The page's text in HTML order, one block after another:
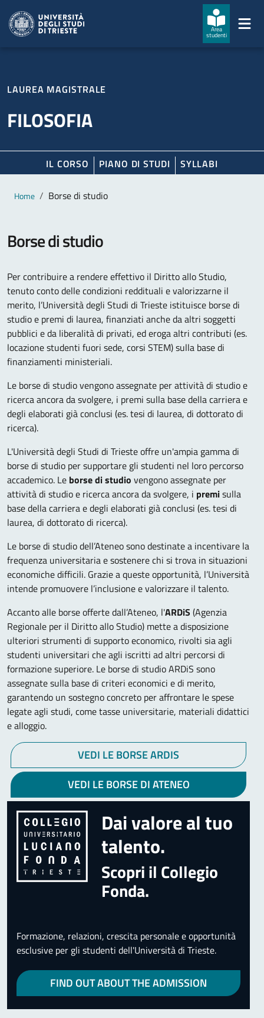
Area
studenti
LAUREA MAGISTRALE
FILOSOFIA
IL CORSO PIANO DI STUDI SYLLABI
Contenuto principale
Breadcrumb
Home Borse di studio
Borse di studio
Per contribuire a rendere effettivo il Diritto allo Studio,
tenuto conto delle condizioni reddituali e valorizzarne il
merito, l’Università degli Studi di Trieste istituisce borse di
studio e premi di laurea, finanziati anche da altri soggetti
pubblici e da liberalità di privati, ed eroga altri contributi (es.
locazione studenti fuori sede, corsi STEM) sulla base di
finanziamenti ministeriali.
Le borse di studio vengono assegnate per attività di studio e
ricerca ancora da svolgere, i premi sulla base della carriera e
degli elaborati già conclusi (es. tesi di laurea, di dottorato di
ricerca).
L'Università degli Studi di Trieste offre un'ampia gamma di
borse di studio per supportare gli studenti nel loro percorso
accademico. Le borse di studio vengono assegnate per
attività di studio e ricerca ancora da svolgere, i premisulla
base della carriera e degli elaborati già conclusi (es. tesi di
laurea, di dottorato di ricerca).
Le borse di studio dell’Ateneo sono destinate a incentivare la
frequenza universitaria e sostenere chi si trova in situazioni
economiche difficili. Grazie a queste opportunità, l’Università
intende promuovere l’inclusione e valorizzare il talento.
Accanto alle borse offerte dall’Ateneo, l'ARDiS (Agenzia
Regionale per il Diritto allo Studio) mette a disposizione
ulteriori strumenti di supporto economico, rivolti sia agli
studenti universitari che agli iscritti ad altri percorsi di
formazione superiore. Le borse di studio ARDiS sono
assegnate sulla base di criteri economici e di merito,
garantendo un sostegno concreto per affrontare le spese
legate agli studi, come tasse universitarie, materiali didattici
e alloggio.
VEDI LE BORSE ARDIS
VEDI LE BORSE DI ATENEO
Dai valore al tuo
talento.
Scopri il Collegio
Fonda.
Formazione, relazioni, crescita personale e opportunità
esclusive per gli studenti dell'Università di Trieste.
FIND OUT ABOUT THE ADMISSION